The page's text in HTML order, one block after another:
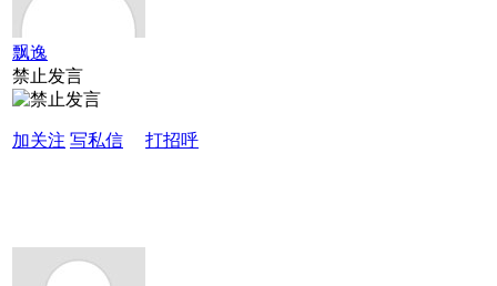
飘逸
禁止发言
加关注 写私信 打招呼